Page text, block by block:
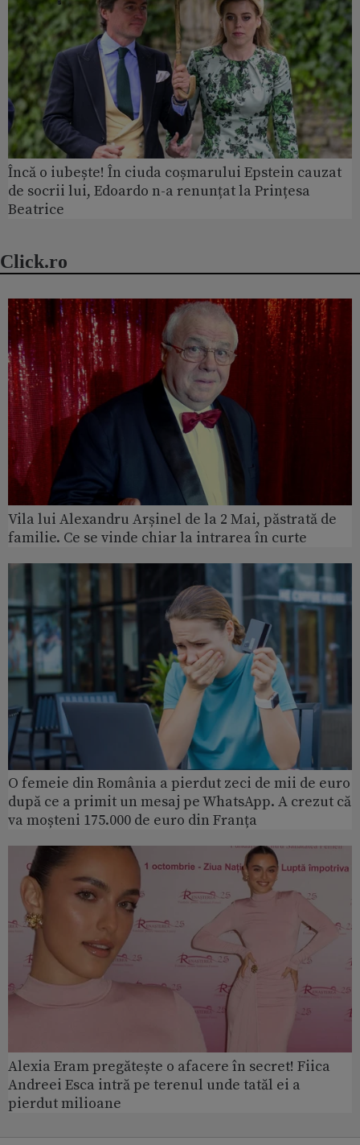
Încă o iubește! În ciuda coșmarului Epstein cauzat
de socrii lui, Edoardo n-a renunțat la Prințesa
Beatrice
Click.ro
Vila lui Alexandru Arșinel de la 2 Mai, păstrată de
familie. Ce se vinde chiar la intrarea în curte
O femeie din România a pierdut zeci de mii de euro
după ce a primit un mesaj pe WhatsApp. A crezut că
va moșteni 175.000 de euro din Franța
Alexia Eram pregătește o afacere în secret! Fiica
Andreei Esca intră pe terenul unde tatăl ei a
pierdut milioane